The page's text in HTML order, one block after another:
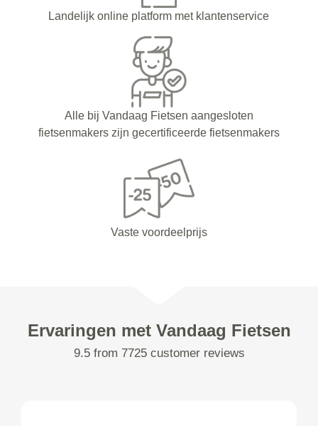
Landelijk online platform met klantenservice
Alle bij Vandaag Fietsen aangesloten
fietsenmakers zijn gecertificeerde fietsenmakers
Vaste voordeelprijs
Ervaringen met Vandaag Fietsen
9.5 from 7725 customer reviews